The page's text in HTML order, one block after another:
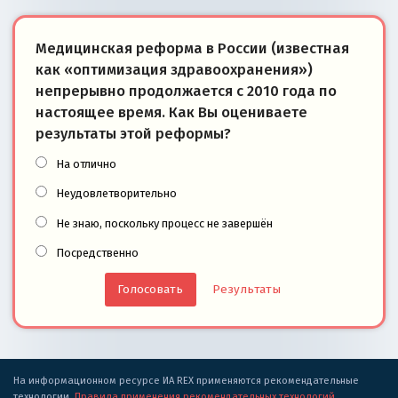
Медицинская реформа в России (известная
как «оптимизация здравоохранения»)
непрерывно продолжается с 2010 года по
настоящее время. Как Вы оцениваете
результаты этой реформы?
На отлично
Неудовлетворительно
Не знаю, поскольку процесс не завершён
Посредственно
Результаты
На информационном ресурсе ИА REX применяются рекомендательные